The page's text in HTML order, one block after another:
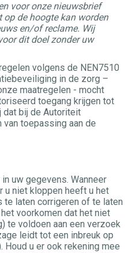
voor onze nieuwsbrief
de hoogte kan worden
en/of reclame. Wij
dit doel zonder uw
volgens de NEN7510
in de zorg –
maatregelen - mocht
toegang krijgen tot
dat bij de Autoriteit
toepassing aan de
uw gegevens. Wanneer
u niet kloppen heeft u het
te laten corrigeren of te laten
voorkomen dat het niet
te voldoen aan een verzoek
leidt tot een inbreuk op
Houd u er ook rekening mee